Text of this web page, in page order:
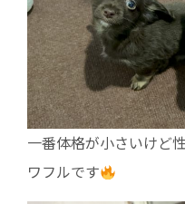
一番体格が小さいけど
ワフルです